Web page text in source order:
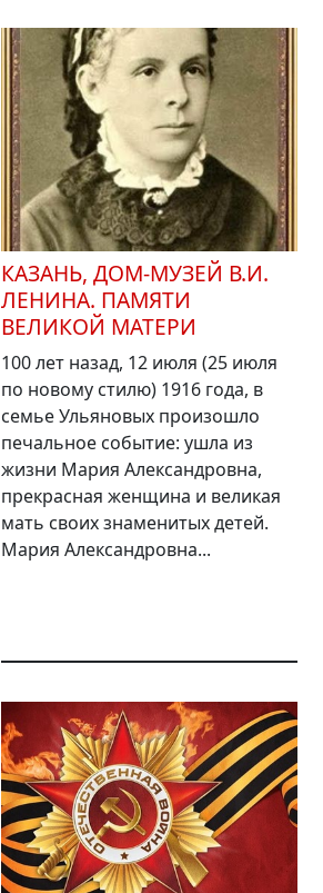
КАЗАНЬ, ДОМ-МУЗЕЙ В.И.
ЛЕНИНА. ПАМЯТИ
ВЕЛИКОЙ МАТЕРИ
100 лет назад, 12 июля (25 июля
по новому стилю) 1916 года, в
семье Ульяновых произошло
печальное событие: ушла из
жизни Мария Александровна,
прекрасная женщина и великая
мать своих знаменитых детей.
Мария Александровна...